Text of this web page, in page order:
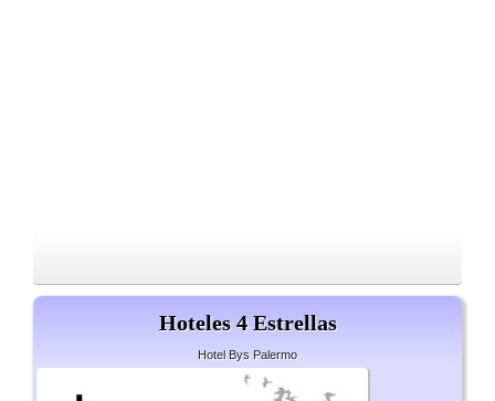
Hoteles 4 Estrellas
Hotel Bys Palermo